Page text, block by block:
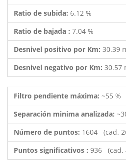
Ratio de subida: 6.12 %
Ratio de bajada : 7.04 %
Desnivel positivo por Km: 30.39
Desnivel negativo por Km: 30.57
Filtro pendiente máxima: ~55 %
Separación minima analizada:
Número de puntos: 1604 (cad.
Puntos significativos : 936 (cad.